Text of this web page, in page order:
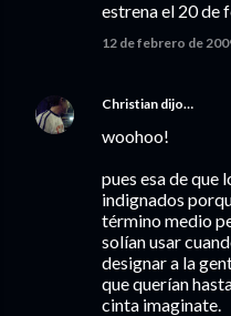
estrena el 20 de
12 de febrero de
Christian dijo…
woohoo!
pues esa de que
indignados
término medio
solían usar
designar a la
que querían
cinta imaginate.